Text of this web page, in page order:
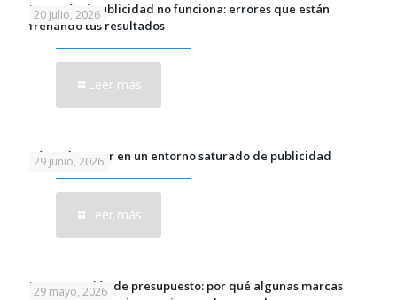
20 julio, 2026
Por qué mi publicidad no funciona: errores que están
frenando tus resultados
Leer más
29 junio, 2026
Cómo destacar en un entorno saturado de publicidad
Leer más
29 mayo, 2026
No es cuestión de presupuesto: por qué algunas marcas